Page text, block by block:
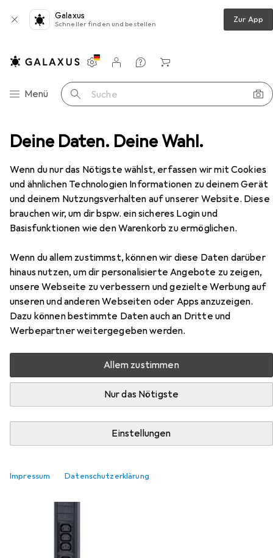
Deine Daten. Deine Wahl.
Wenn du nur das Nötigste wählst, erfassen wir mit Cookies
und ähnlichen Technologien Informationen zu deinem Gerät
und deinem Nutzungsverhalten auf unserer Website. Diese
brauchen wir, um dir bspw. ein sicheres Login und
Basisfunktionen wie den Warenkorb zu ermöglichen.
Wenn du allem zustimmst, können wir diese Daten darüber
hinaus nutzen, um dir personalisierte Angebote zu zeigen,
unsere Webseite zu verbessern und gezielte Werbung auf
unseren und anderen Webseiten oder Apps anzuzeigen.
Dazu können bestimmte Daten auch an Dritte und
Werbepartner weitergegeben werden.
Allem zustimmen
Nur das Nötigste
Einstellungen
Impressum Datenschutzerklärung
Galaxus
Schneller finden und bestellen Zur App
Navigation nach Kategorien
Menü Suche
Einstellungen
Kundenkonto
Vergleichslisten
Merklisten
Warenkorb
USV Zubehör APC Easy PDU Basic EPDU1132B